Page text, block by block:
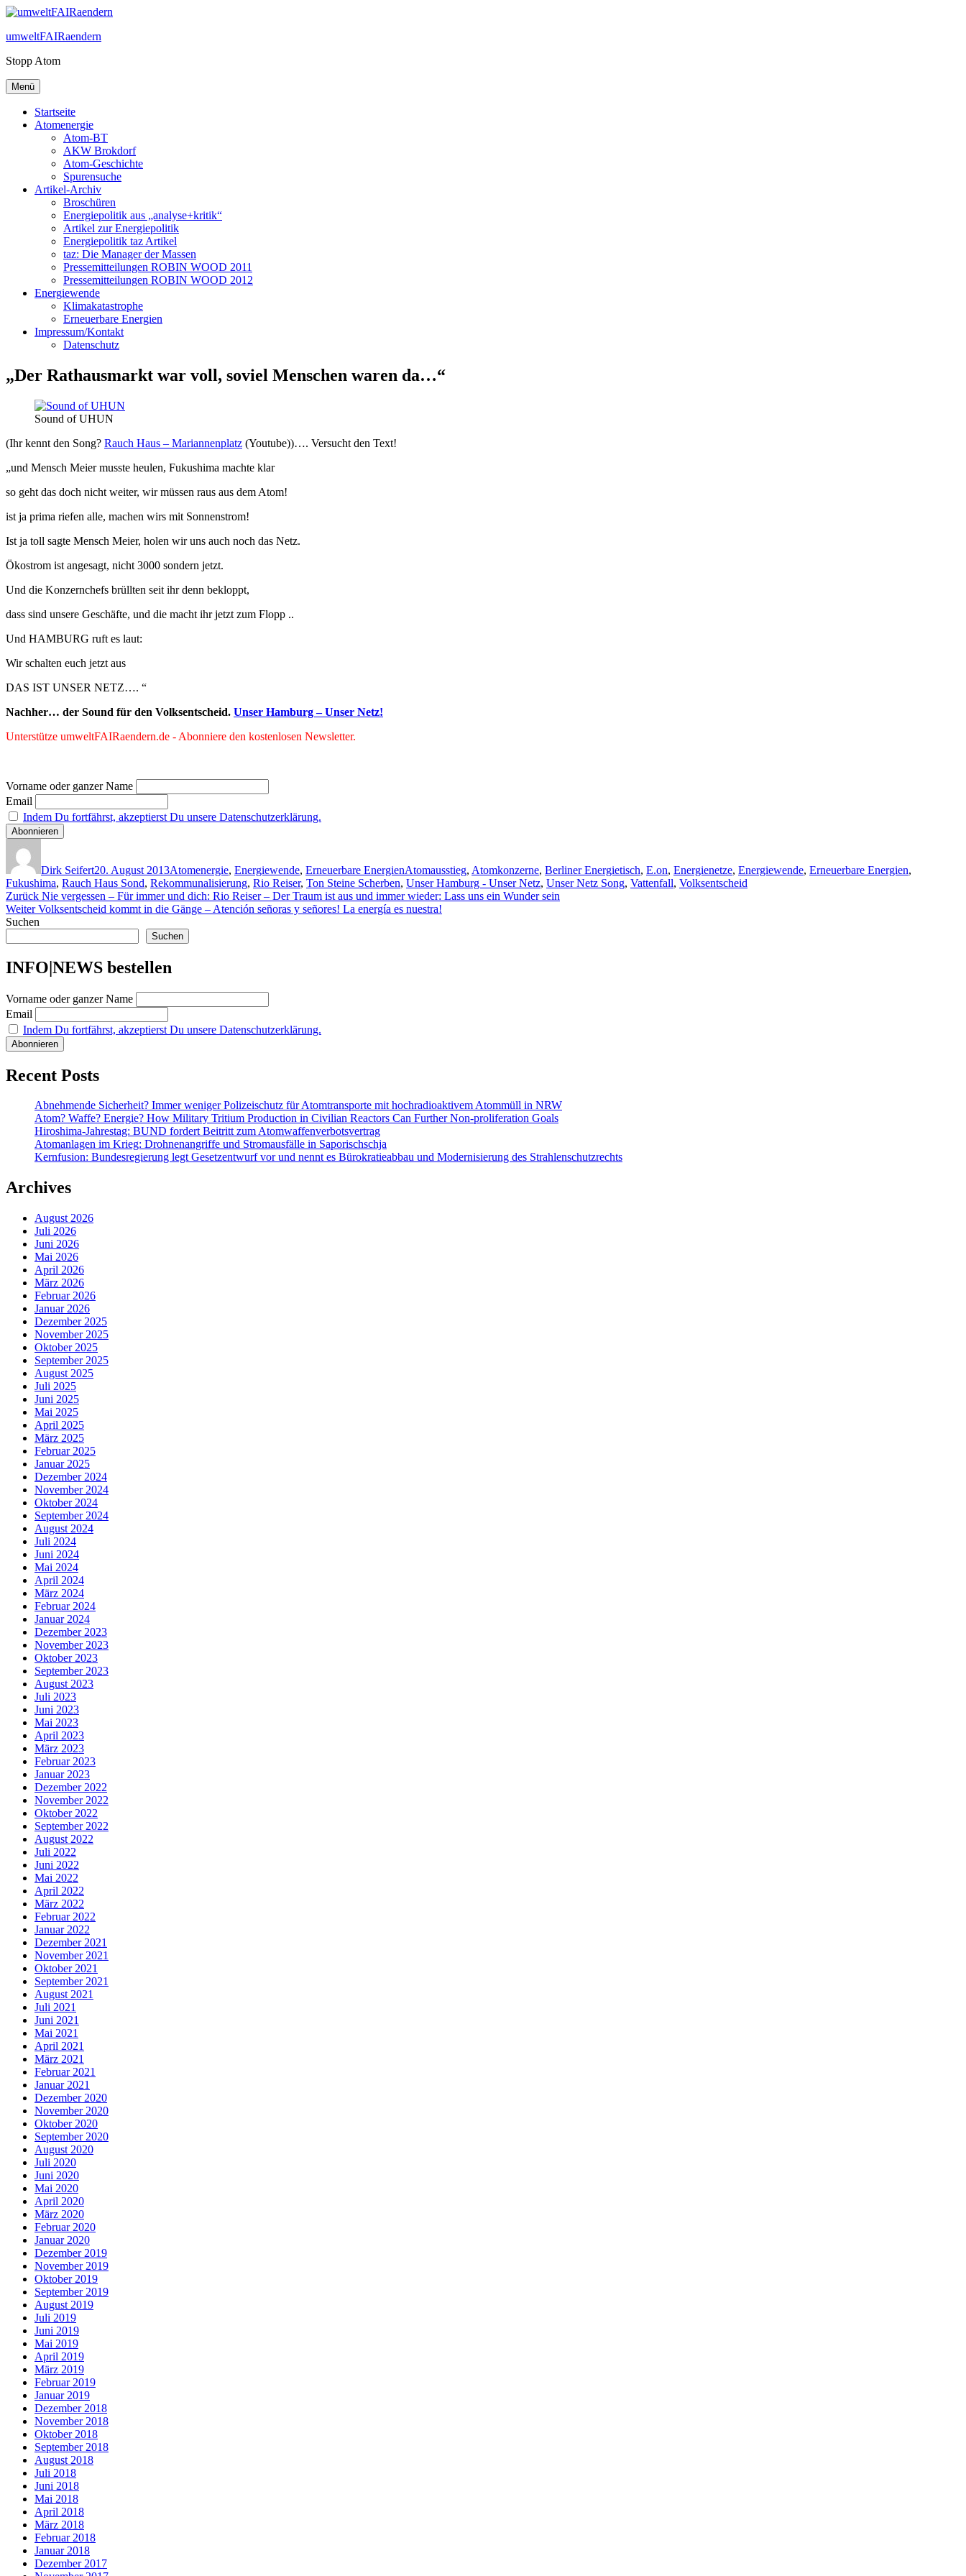
Zum
springen
umweltFAIRaendern
Stopp Atom
Menü
Startseite
Atomenergie
Atom-BT
AKW Brokdorf
Atom-Geschichte
Spurensuche
Artikel-Archiv
Broschüren
Energiepolitik aus „analyse+kritik“
Artikel zur Energiepolitik
Energiepolitik taz Artikel
taz: Die Manager der Massen
Pressemitteilungen ROBIN WOOD 2011
Pressemitteilungen ROBIN WOOD 2012
Energiewende
Klimakatastrophe
Erneuerbare Energien
Impressum/Kontakt
Datenschutz
„Der Rathausmarkt war voll, soviel Menschen waren da…“
Sound of UHUN
(Ihr kennt den Song? Rauch Haus – Mariannenplatz (Youtube))…. Versucht den Text!
„und Mensch Meier musste heulen, Fukushima machte klar
so geht das doch nicht weiter, wir müssen raus aus dem Atom!
ist ja prima riefen alle, machen wirs mit Sonnenstrom!
Ist ja toll sagte Mensch Meier, holen wir uns auch noch das Netz.
Ökostrom ist angesagt, nicht 3000 sondern jetzt.
Und die Konzernchefs brüllten seit ihr denn bekloppt,
dass sind unsere Geschäfte, und die macht ihr jetzt zum Flopp ..
Und HAMBURG ruft es laut:
Wir schalten euch jetzt aus
DAS IST UNSER NETZ…. “
Nachher… der Sound für den Volksentscheid. Unser Hamburg – Unser Netz!
Unterstütze umweltFAIRaendern.de - Abonniere den kostenlosen Newsletter.
Vorname oder ganzer Name
Email
Indem Du fortfährst, akzeptierst Du unsere Datenschutzerklärung.
Dirk Seifert20. August 2013Atomenergie, Energiewende, Erneuerbare EnergienAtomausstieg, Atomkonzerne, Berliner Energietisch, E.on, Energienetze, Energiewende, Erneuerbare Energien,
Fukushima, Rauch Haus Sond, Rekommunalisierung, Rio Reiser, Ton Steine Scherben, Unser Hamburg - Unser Netz, Unser Netz Song, Vattenfall, Volksentscheid
Beitragsnavigation
Zurück Vorheriger
Beitrag:
Nie vergessen – Für immer und dich: Rio Reiser – Der Traum ist aus und immer wieder: Lass uns ein Wunder sein
Weiter Nächster
Beitrag:
Volksentscheid kommt in die Gänge – Atención señoras y señores! La energía es nuestra!
Suchen
Suchen
INFO|NEWS bestellen
Vorname oder ganzer Name
Email
Indem Du fortfährst, akzeptierst Du unsere Datenschutzerklärung.
Recent Posts
Abnehmende Sicherheit? Immer weniger Polizeischutz für Atomtransporte mit hochradioaktivem Atommüll in NRW
Atom? Waffe? Energie? How Military Tritium Production in Civilian Reactors Can Further Non-proliferation Goals
Hiroshima-Jahrestag: BUND fordert Beitritt zum Atomwaffenverbotsvertrag
Atomanlagen im Krieg: Drohnenangriffe und Stromausfälle in Saporischschja
Kernfusion: Bundesregierung legt Gesetzentwurf vor und nennt es Bürokratieabbau und Modernisierung des Strahlenschutzrechts
Archives
August 2026
Juli 2026
Juni 2026
Mai 2026
April 2026
März 2026
Februar 2026
Januar 2026
Dezember 2025
November 2025
Oktober 2025
September 2025
August 2025
Juli 2025
Juni 2025
Mai 2025
April 2025
März 2025
Februar 2025
Januar 2025
Dezember 2024
November 2024
Oktober 2024
September 2024
August 2024
Juli 2024
Juni 2024
Mai 2024
April 2024
März 2024
Februar 2024
Januar 2024
Dezember 2023
November 2023
Oktober 2023
September 2023
August 2023
Juli 2023
Juni 2023
Mai 2023
April 2023
März 2023
Februar 2023
Januar 2023
Dezember 2022
November 2022
Oktober 2022
September 2022
August 2022
Juli 2022
Juni 2022
Mai 2022
April 2022
März 2022
Februar 2022
Januar 2022
Dezember 2021
November 2021
Oktober 2021
September 2021
August 2021
Juli 2021
Juni 2021
Mai 2021
April 2021
März 2021
Februar 2021
Januar 2021
Dezember 2020
November 2020
Oktober 2020
September 2020
August 2020
Juli 2020
Juni 2020
Mai 2020
April 2020
März 2020
Februar 2020
Januar 2020
Dezember 2019
November 2019
Oktober 2019
September 2019
August 2019
Juli 2019
Juni 2019
Mai 2019
April 2019
März 2019
Februar 2019
Januar 2019
Dezember 2018
November 2018
Oktober 2018
September 2018
August 2018
Juli 2018
Juni 2018
Mai 2018
April 2018
März 2018
Februar 2018
Januar 2018
Dezember 2017